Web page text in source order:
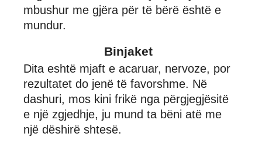
mbushur me gjëra për të bërë është e
mundur.
Binjaket
Dita eshtë mjaft e acaruar, nervoze, por
rezultatet do jenë të favorshme. Në
dashuri, mos kini frikë nga përgjegjësitë
e një zgjedhje, ju mund ta bëni atë me
një dëshirë shtesë.